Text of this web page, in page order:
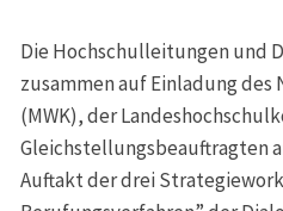
Die Hochschulleitungen und
zusammen auf Einladung
(MWK), der
Gleichstellungsbeauftragten
Auftakt der drei